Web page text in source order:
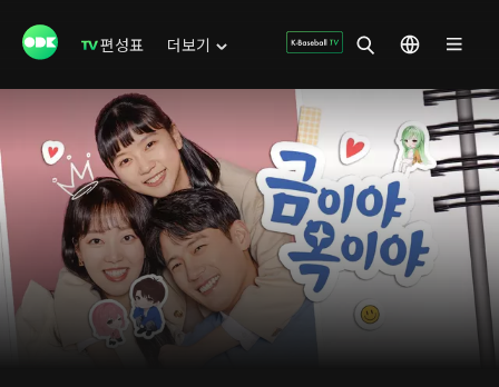
편성표 더보기